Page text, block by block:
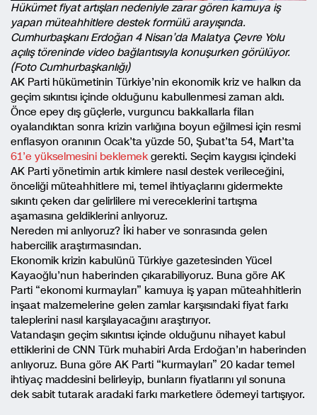
Hükümet fiyat artışları nedeniyle zarar gören kamuya iş
yapan müteahhitlere destek formülü arayışında.
Cumhurbaşkanı Erdoğan 4 Nisan’da Malatya Çevre Yolu
açılış töreninde video bağlantısıyla konuşurken görülüyor.
(Foto Cumhurbaşkanlığı)
AK Parti hükümetinin Türkiye’nin ekonomik kriz ve halkın da
geçim sıkıntısı içinde olduğunu kabullenmesi zaman aldı.
Önce epey dış güçlerle, vurguncu bakkallarla filan
oyalandıktan sonra krizin varlığına boyun eğilmesi için resmi
enflasyon oranının Ocak’ta yüzde 50, Şubat’ta 54, Mart’ta
61’e yükselmesini beklemek gerekti. Seçim kaygısı içindeki
AK Parti yönetimin artık kimlere nasıl destek verileceğini,
önceliği müteahhitlere mi, temel ihtiyaçlarını gidermekte
sıkıntı çeken dar gelirlilere mi vereceklerini tartışma
aşamasına geldiklerini anlıyoruz.
Nereden mi anlıyoruz? İki haber ve sonrasında gelen
habercilik araştırmasından.
Ekonomik krizin kabulünü Türkiye gazetesinden Yücel
Kayaoğlu’nun haberinden çıkarabiliyoruz. Buna göre AK
Parti “ekonomi kurmayları” kamuya iş yapan müteahhitlerin
inşaat malzemelerine gelen zamlar karşısındaki fiyat farkı
taleplerini nasıl karşılayacağını araştırıyor.
Vatandaşın geçim sıkıntısı içinde olduğunu nihayet kabul
ettiklerini de CNN Türk muhabiri Arda Erdoğan’ın haberinden
anlıyoruz. Buna göre AK Parti “kurmayları” 20 kadar temel
ihtiyaç maddesini belirleyip, bunların fiyatlarını yıl sonuna
dek sabit tutarak aradaki farkı marketlere ödemeyi tartışıyor.